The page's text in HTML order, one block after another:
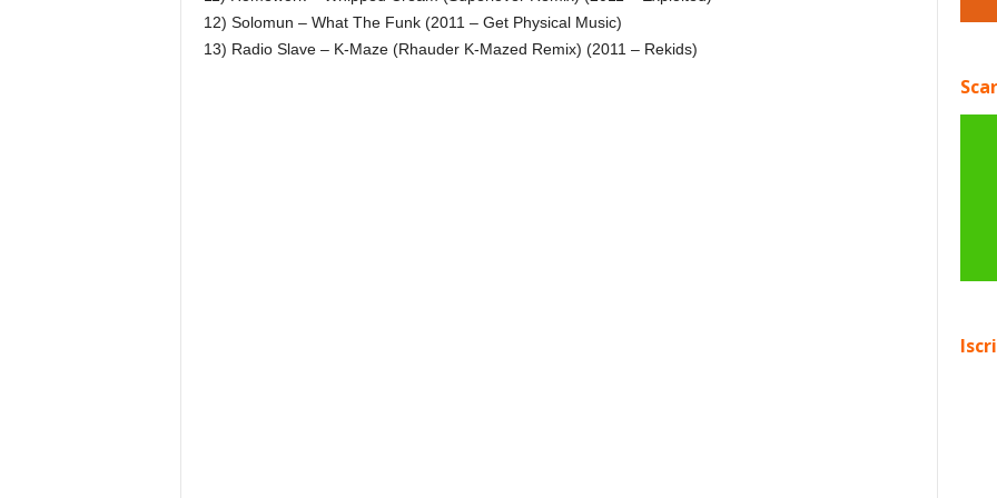
12) Solomun – What The Funk (2011 – Get Physical Music)
13) Radio Slave – K-Maze (Rhauder K-Mazed Remix) (2011 – Rekids)